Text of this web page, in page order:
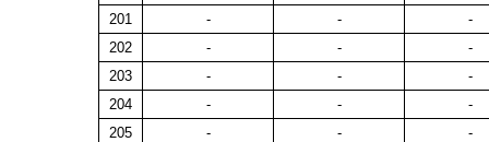
201
- -
-
202
- -
-
203
- -
-
204
- -
-
205
- -
-